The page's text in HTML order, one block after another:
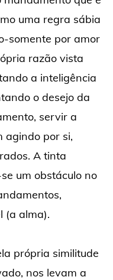
uma regra sábia
somente por amor
razão vista
a inteligência
o desejo da
servir a
agindo por si,
A tinta
um obstáculo no
(a alma).
própria similitude
nos levam a